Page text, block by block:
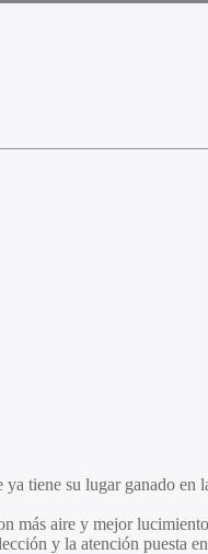
tiene su lugar ganado en
más aire y mejor
y la atención puesta